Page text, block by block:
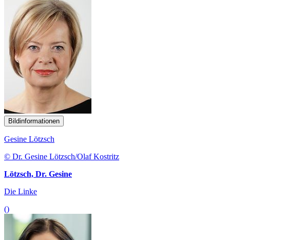
Bildinformationen
Gesine Lötzsch
© Dr. Gesine Lötzsch/Olaf Kostritz
Lötzsch, Dr. Gesine
Die Linke
()